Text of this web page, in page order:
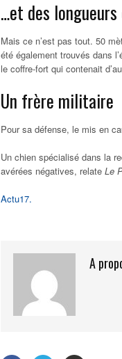
…et des
Mais ce n’est pas tout. 50
été également trouvés dans
le coffre-fort qui contenait
Un frère militaire
Pour sa défense, le mis en
Un chien spécialisé dans la
avérées négatives, relate Le
Actu17.
A